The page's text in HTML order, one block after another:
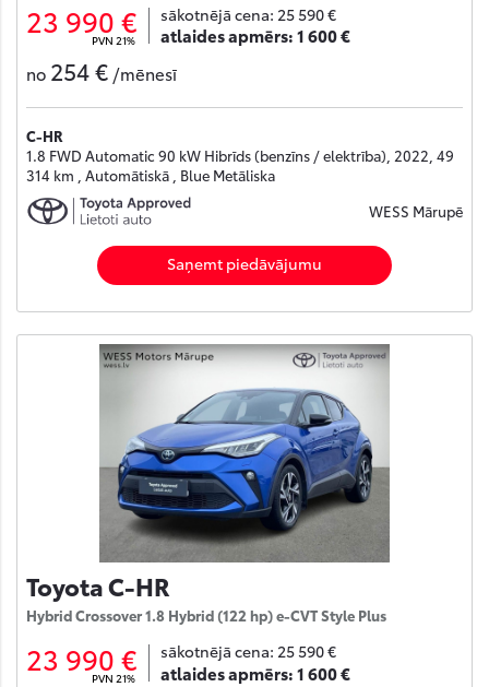
23 990 €
PVN 21%
sākotnējā cena: 25 590 €
atlaides apmērs:1 600 €
no 254 € /mēnesī
C-HR
1.8 FWD Automatic 90 kW Hibrīds (benzīns / elektrība), 2022, 49
314 km , Automātiskā , Blue Metāliska
WESS Mārupē
Saņemt piedāvājumu
Toyota C-HR
Hybrid Crossover 1.8 Hybrid (122 hp) e-CVT Style Plus
23 990 €
PVN 21%
sākotnējā cena: 25 590 €
atlaides apmērs:1 600 €